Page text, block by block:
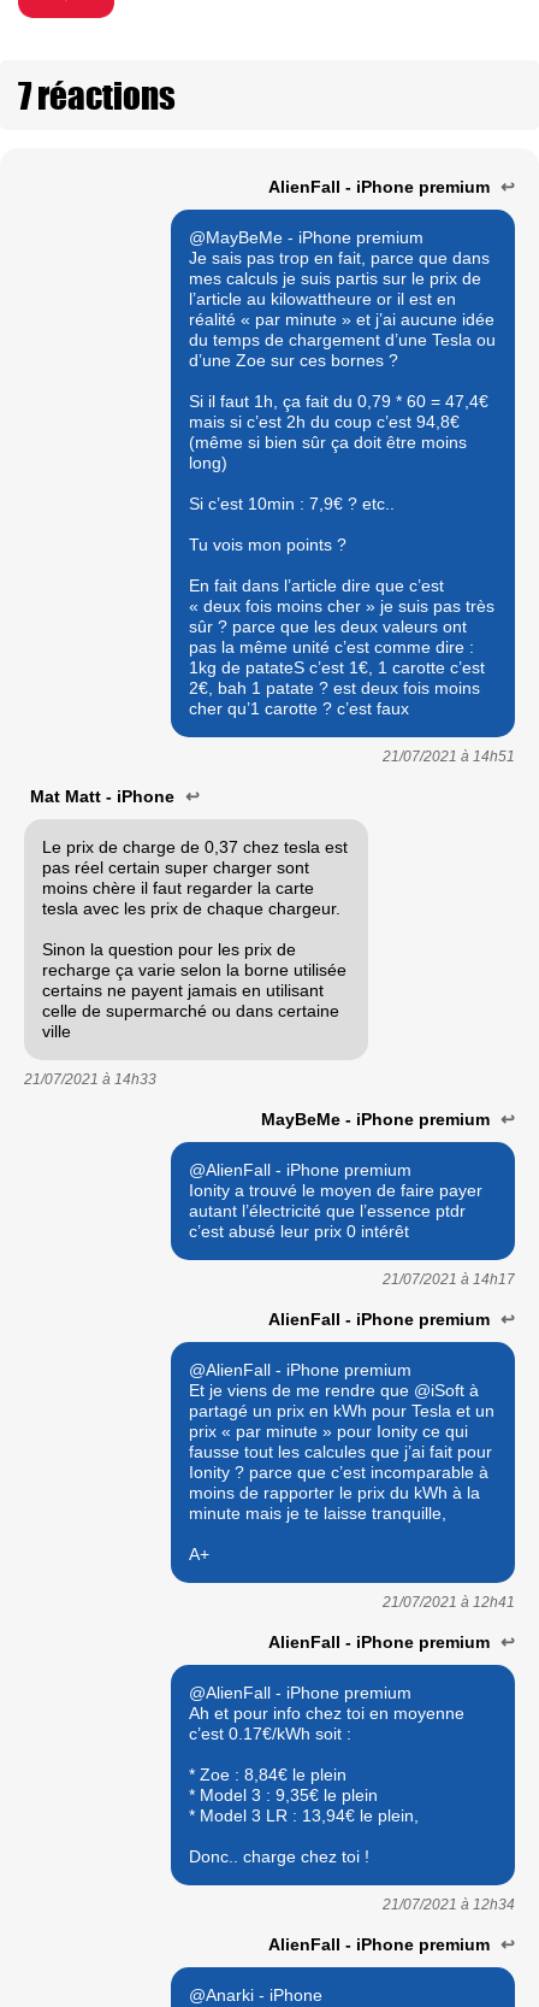
7 réactions
AlienFall - iPhone premium ↩
@MayBeMe - iPhone premium
Je sais pas trop en fait, parce que dans
mes calculs je suis partis sur le prix de
l’article au kilowattheure or il est en
réalité « par minute » et j’ai aucune idée
du temps de chargement d’une Tesla ou
d’une Zoe sur ces bornes ?
Si il faut 1h, ça fait du 0,79 * 60 = 47,4€
mais si c’est 2h du coup c’est 94,8€
(même si bien sûr ça doit être moins
long)
Si c’est 10min : 7,9€ ? etc..
Tu vois mon points ?
En fait dans l’article dire que c’est
« deux fois moins cher » je suis pas très
sûr ? parce que les deux valeurs ont
pas la même unité c’est comme dire :
1kg de patateS c’est 1€, 1 carotte c’est
2€, bah 1 patate ? est deux fois moins
cher qu’1 carotte ? c’est faux
21/07/2021 à 14h51
Mat Matt - iPhone ↩
Le prix de charge de 0,37 chez tesla est
pas réel certain super charger sont
moins chère il faut regarder la carte
tesla avec les prix de chaque chargeur.
Sinon la question pour les prix de
recharge ça varie selon la borne utilisée
certains ne payent jamais en utilisant
celle de supermarché ou dans certaine
ville
21/07/2021 à 14h33
MayBeMe - iPhone premium ↩
@AlienFall - iPhone premium
Ionity a trouvé le moyen de faire payer
autant l’électricité que l’essence ptdr
c’est abusé leur prix 0 intérêt
21/07/2021 à 14h17
AlienFall - iPhone premium ↩
@AlienFall - iPhone premium
Et je viens de me rendre que @iSoft à
partagé un prix en kWh pour Tesla et un
prix « par minute » pour Ionity ce qui
fausse tout les calcules que j’ai fait pour
Ionity ? parce que c’est incomparable à
moins de rapporter le prix du kWh à la
minute mais je te laisse tranquille,
A+
21/07/2021 à 12h41
AlienFall - iPhone premium ↩
@AlienFall - iPhone premium
Ah et pour info chez toi en moyenne
c’est 0.17€/kWh soit :
* Zoe : 8,84€ le plein
* Model 3 : 9,35€ le plein
* Model 3 LR : 13,94€ le plein,
Donc.. charge chez toi !
21/07/2021 à 12h34
AlienFall - iPhone premium ↩
@Anarki - iPhone